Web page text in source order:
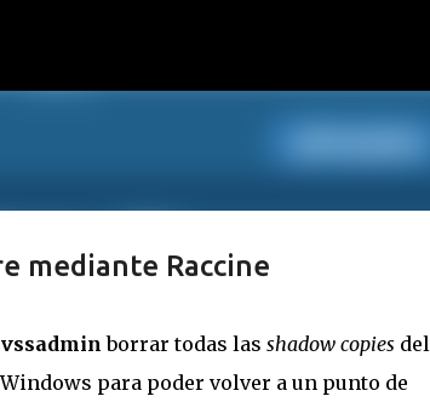
mediante Raccine
vssadmin borrar todas las shadow copies del
para poder volver a un punto de